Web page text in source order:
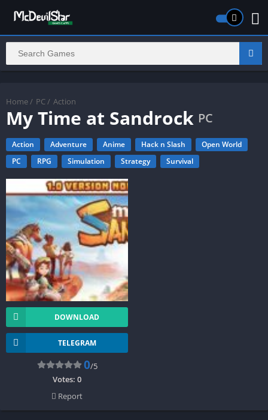
Home / PC / Action
My Time at Sandrock PC
Action Adventure Anime Hack n Slash
Open World
PC
RPG Simulation Strategy Survival
DOWNLOAD
TELEGRAM
0/5
Votes: 0
Report